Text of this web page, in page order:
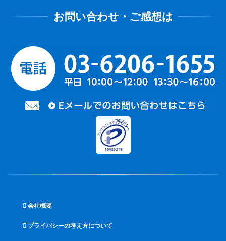
会社概要
プライバシーの考え方について